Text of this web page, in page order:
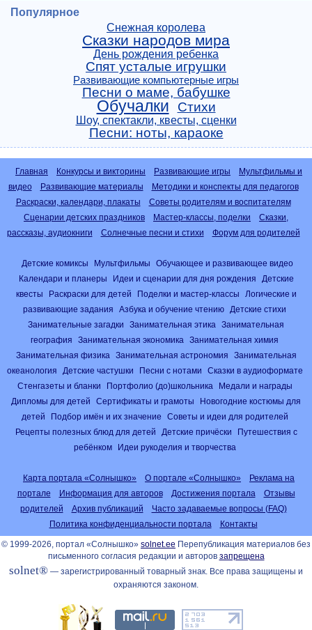
Популярное
Снежная королева
Сказки народов мира
День рождения ребенка
Спят усталые игрушки
Развивающие компьютерные игры
Песни о маме, бабушке
Обучалки Стихи
Шоу, спектакли, квесты, сценки
Песни: ноты, караоке
Главная Конкурсы и викторины Развивающие игры
Мультфильмы и
видео
Развивающие материалы
Методики и конспекты для педагогов
Раскраски, календари, плакаты
Советы родителям и воспитателям
Сценарии детских праздников
Мастер-классы, поделки
Сказки,
рассказы, аудиокниги
Солнечные песни и стихи Форум для родителей
Детские комиксы Мультфильмы
Обучающее и развивающее видео
Календари и планеры
Идеи и сценарии для дня рождения
Детские
квесты
Раскраски для детей Поделки и мастер-классы
Логические и
развивающие задания
Азбука и обучение чтению
Детские стихи
Занимательные загадки
Занимательная этика
Занимательная
география
Занимательная экономика
Занимательная химия
Занимательная физика
Занимательная астрономия
Занимательная
океанология
Детские частушки Песни с нотами
Сказки в аудиоформате
Стенгазеты и бланки
Портфолио (до)школьника
Медали и награды
Дипломы для детей
Сертификаты и грамоты
Новогодние костюмы для
детей
Подбор имён и их значение
Советы и идеи для родителей
Рецепты полезных блюд для детей
Детские причёски
Путешествия с
ребёнком
Идеи рукоделия и творчества
Карта портала «Солнышко» О портале «Солнышко»
Реклама на
портале
Информация для авторов Достижения портала
Отзывы
родителей
Архив публикаций
Часто задаваемые вопросы (FAQ)
Политика конфиденциальности портала
Контакты
© 1999-2026, портал «Солнышко» solnet.ee Перепубликация материалов без
письменного согласия редакции и авторов запрещена
solnet® — зарегистрированный товарный знак. Все права защищены и
охраняются законом.